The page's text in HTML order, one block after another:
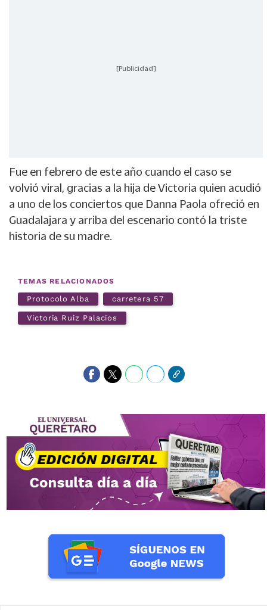
[Publicidad]
Fue en febrero de este año cuando el caso se
volvió viral, gracias a la hija de Victoria quien acudió
a uno de los conciertos que Danna Paola ofreció en
Guadalajara y arriba del escenario contó la triste
historia de su madre.
TEMAS RELACIONADOS
Protocolo Alba carretera 57
Victoria Ruiz Palacios